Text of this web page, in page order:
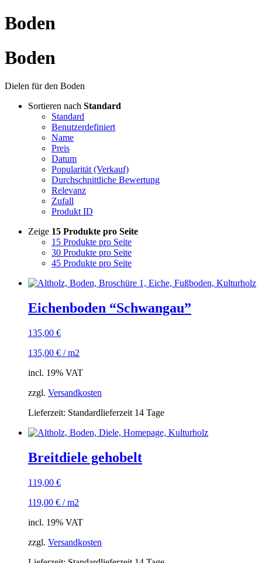
Boden
Boden
Dielen für den Boden
Sortieren nach Standard
Standard
Benutzerdefiniert
Name
Preis
Datum
Popularität (Verkauf)
Durchschnittliche Bewertung
Relevanz
Zufall
Produkt ID
Zeige 15 Produkte pro Seite
15 Produkte pro Seite
30 Produkte pro Seite
45 Produkte pro Seite
Eichenboden “Schwangau”
135,00 €
135,00 € /m2
incl. 19% VAT
zzgl. Versandkosten
Lieferzeit: Standardlieferzeit 14 Tage
Breitdiele gehobelt
119,00 €
119,00 € /m2
incl. 19% VAT
zzgl. Versandkosten